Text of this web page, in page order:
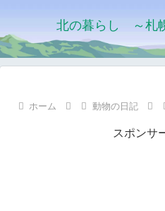
北の暮らし ～札
ホーム 動物の日記
スポンサ